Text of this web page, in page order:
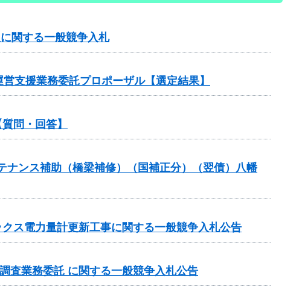
関する一般競争入札
支援業務委託プロポーザル【選定結果】
問・回答】
ンス補助（橋梁補修）（国補正分）（翌債）八幡
ス電力量計更新工事に関する一般競争入札公告
査業務委託 に関する一般競争入札公告